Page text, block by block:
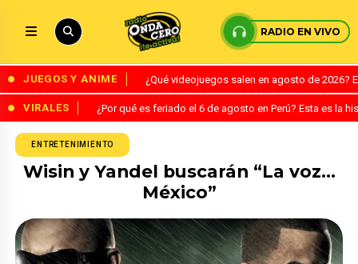
RADIO EN VIVO
JUEGOS Y ANIME ¿Qué videojuegos salen en agosto de
VIRALES ¿Por qué es feriado el 6 de agosto en Perú? Esta es la
ENTRETENIMIENTO
Wisin y Yandel buscarán “La voz…
México”